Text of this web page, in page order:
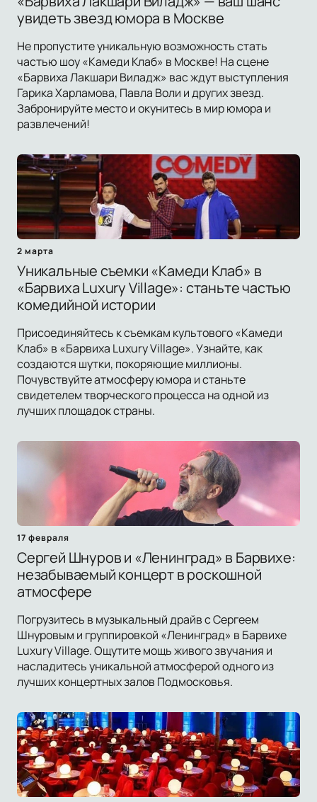
увидеть звезд юмора в Москве
Не пропустите уникальную возможность стать
частью шоу «Камеди Клаб» в Москве! На сцене
«Барвиха Лакшари Виладж» вас ждут выступления
Гарика Харламова, Павла Воли и других звезд.
Забронируйте место и окунитесь в мир юмора и
развлечений!
2 марта
Уникальные съемки «Камеди Клаб» в
«Барвиха Luxury Village»: станьте частью
комедийной истории
Присоединяйтесь к съемкам культового «Камеди
Клаб» в «Барвиха Luxury Village». Узнайте, как
создаются шутки, покоряющие миллионы.
Почувствуйте атмосферу юмора и станьте
свидетелем творческого процесса на одной из
лучших площадок страны.
17 февраля
Сергей Шнуров и «Ленинград» в Барвихе:
незабываемый концерт в роскошной
атмосфере
Погрузитесь в музыкальный драйв с Сергеем
Шнуровым и группировкой «Ленинград» в Барвихе
Luxury Village. Ощутите мощь живого звучания и
насладитесь уникальной атмосферой одного из
лучших концертных залов Подмосковья.